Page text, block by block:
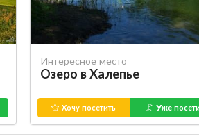
Интересное место
Озеро в Халепье
Хочу посетить Уже